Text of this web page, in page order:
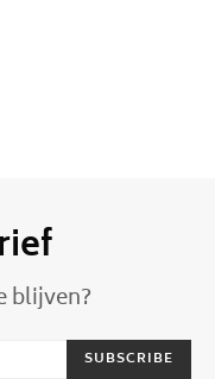
blijven?
SUBSCRIBE